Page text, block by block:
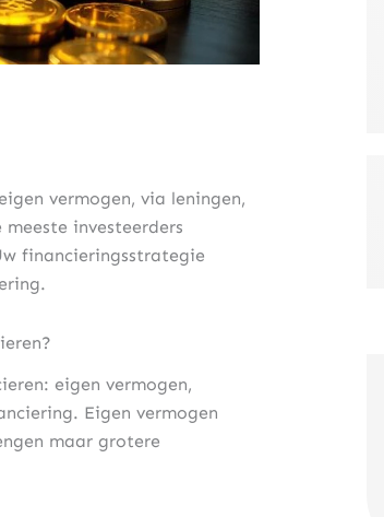
vermogen, via leningen,
investeerders
financieringsstrategie
eigen vermogen,
Eigen vermogen
maar grotere